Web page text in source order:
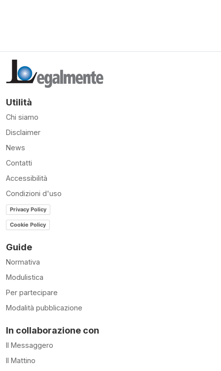
Utilità
Chi siamo
Disclaimer
News
Contatti
Accessibilità
Condizioni d'uso
Privacy Policy
Cookie Policy
Guide
Normativa
Modulistica
Per partecipare
Modalità pubblicazione
In collaborazione con
Il Messaggero
Il Mattino